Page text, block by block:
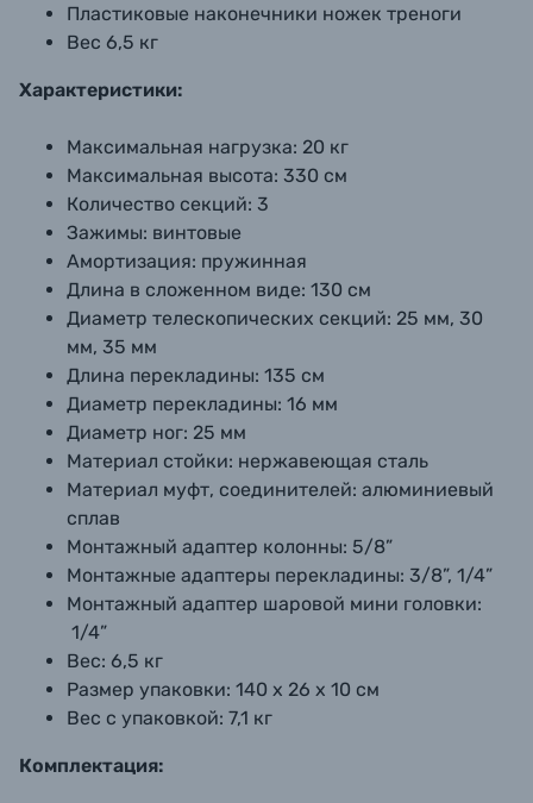
Пластиковые наконечники ножек треноги
Вес 6,5 кг
Характеристики:
Максимальная нагрузка: 20 кг
Максимальная высота: 330 см
Количество секций: 3
Зажимы: винтовые
Амортизация: пружинная
Длина в сложенном виде: 130 см
Диаметр телескопических секций: 25 мм, 30
мм, 35 мм
Длина перекладины: 135 см
Диаметр перекладины: 16 мм
Диаметр ног: 25 мм
Материал стойки: нержавеющая сталь
Материал муфт, соединителей: алюминиевый
сплав
Монтажный адаптер колонны: 5/8”
Монтажные адаптеры перекладины: 3/8”, 1/4”
Монтажный адаптер шаровой мини головки:
1/4”
Вес: 6,5 кг
Размер упаковки: 140 х 26 х 10 см
Вес с упаковкой: 7,1 кг
Комплектация: